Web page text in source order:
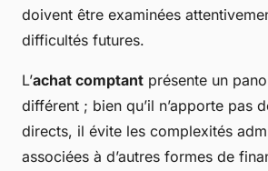
doivent être examinées
difficultés futures.
L’achat comptant présente un
différent ; bien qu’il n’apporte pas
directs, il évite les complexités
associées à d’autres formes de